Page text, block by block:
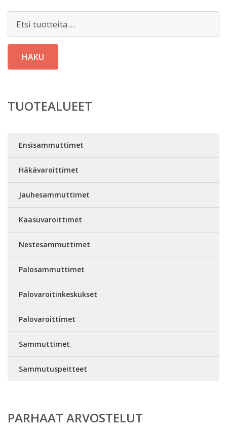
HAKU
TUOTEALUEET
Ensisammuttimet
Häkävaroittimet
Jauhesammuttimet
Kaasuvaroittimet
Nestesammuttimet
Palosammuttimet
Palovaroitinkeskukset
Palovaroittimet
Sammuttimet
Sammutuspeitteet
PARHAAT ARVOSTELUT